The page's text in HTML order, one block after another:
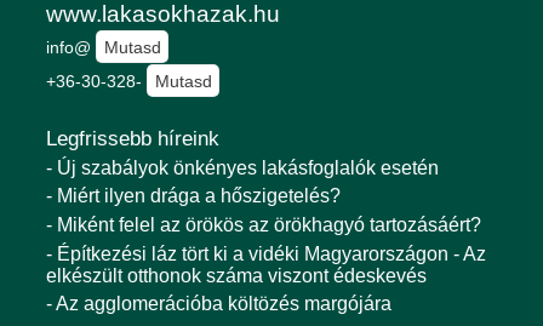
www.lakasokhazak.hu
info@
Mutasd
+36-30-328-
Mutasd
Legfrissebb híreink
- Új szabályok önkényes lakásfoglalók esetén
- Miért ilyen drága a hőszigetelés?
- Miként felel az örökös az örökhagyó tartozásáért?
- Építkezési láz tört ki a vidéki Magyarországon - Az
elkészült otthonok száma viszont édeskevés
- Az agglomerációba költözés margójára